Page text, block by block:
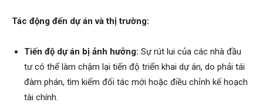
Tác động đến dự án và thị trường:
Tiến độ dự án bị ảnh hưởng: Sự rút lui của các nhà đầu
tư có thể làm chậm lại tiến độ triển khai dự án, do phải tái
đàm phán, tìm kiếm đối tác mới hoặc điều chỉnh kế hoạch
tài chính.